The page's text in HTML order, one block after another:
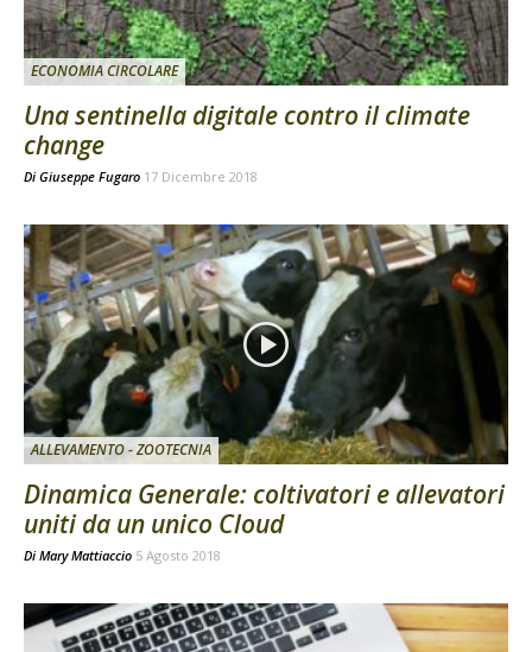
ECONOMIA CIRCOLARE
Una sentinella digitale contro il climate
change
Di Giuseppe Fugaro 17 Dicembre 2018
ALLEVAMENTO - ZOOTECNIA
Dinamica Generale: coltivatori e allevatori
uniti da un unico Cloud
Di Mary Mattiaccio 5 Agosto 2018